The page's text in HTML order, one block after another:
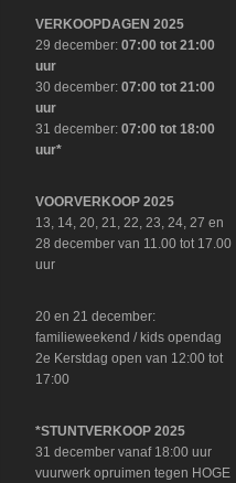
VERKOOPDAGEN 2025
29 december:07:00 tot 21:00
uur
30 december:07:00 tot 21:00
uur
31 december:07:00 tot 18:00
uur*
VOORVERKOOP 2025
13, 14, 20, 21, 22, 23, 24, 27 en
28 december van 11.00 tot 17.00
uur
20 en 21 december:
familieweekend / kids opendag
2e Kerstdag open van 12:00 tot
17:00
*STUNTVERKOOP 2025
31 december vanaf 18:00 uur
vuurwerk opruimen tegen HOGE